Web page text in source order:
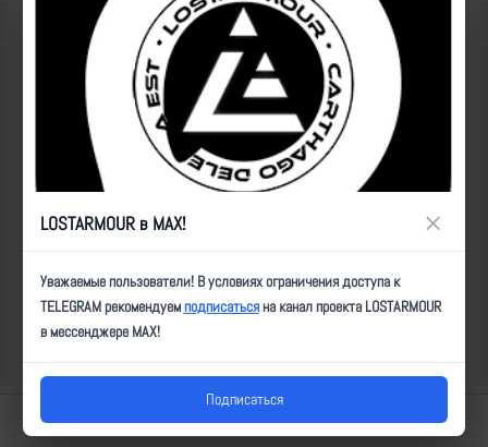
Источник:https://t.me/rian_ru/211687
Второй удар:
https://lostarmour.info/news/lancet-unichtojaet-
humvee-s-radarom
| Автор: | Дата: 2023-08-10 | Просмотров: | Теги:
РЛС, поврежден, мод_51, _100орбр
Популярные за сегодня видео
Lostarmour | Carthago Delenda Est | 2014-2026
LOSTARMOUR в MAX! ×
Уважаемые пользователи! В условиях ограничения доступа к
TELEGRAM рекомендуемподписатьсяна канал проекта LOSTARMOUR
в мессенджере MAX!
Подписаться